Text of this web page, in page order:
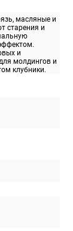
масляные и
старения и
и
молдингов и
клубники.